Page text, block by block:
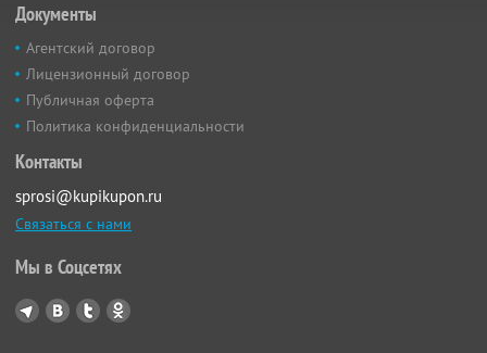
Документы
Агентский договор
Лицензионный договор
Публичная оферта
Политика конфиденциальности
Контакты
sprosi@kupikupon.ru
Связаться с нами
Мы в Соцсетях